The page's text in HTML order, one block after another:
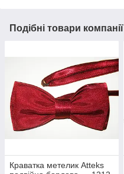
Подібні товари компанії
Краватка метелик Atteks